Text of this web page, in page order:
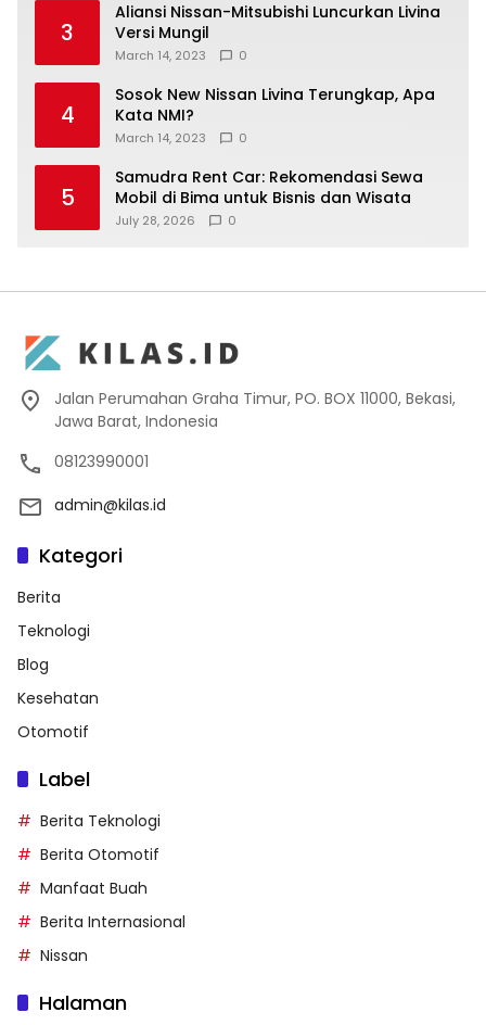
3
Aliansi Nissan-Mitsubishi Luncurkan Livina
Versi Mungil
March 14, 2023 0
4
Sosok New Nissan Livina Terungkap, Apa
Kata NMI?
March 14, 2023 0
5
Samudra Rent Car: Rekomendasi Sewa
Mobil di Bima untuk Bisnis dan Wisata
July 28, 2026 0
Jalan Perumahan Graha Timur, PO. BOX 11000, Bekasi,
Jawa Barat, Indonesia
08123990001
admin@kilas.id
Kategori
Berita
Teknologi
Blog
Kesehatan
Otomotif
Label
Berita Teknologi
Berita Otomotif
Manfaat Buah
Berita Internasional
Nissan
Halaman